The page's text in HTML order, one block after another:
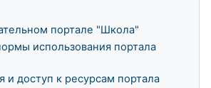
портале "Школа"
использования портала
и доступ к ресурсам портала